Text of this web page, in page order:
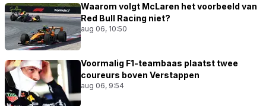
Waarom volgt McLaren het voorbeeld van
Red Bull Racing niet?
aug 06, 10:50
Voormalig F1-teambaas plaatst twee
coureurs boven Verstappen
aug 06, 9:54